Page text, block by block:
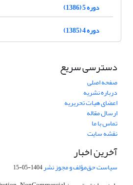
دوره 5 (1386)
دوره 4 (1385)
دسترسی سریع
صفحه اصلی
درباره نشریه
اعضای هیات تحریریه
ارسال مقاله
تماس با ما
نقشه سایت
آخرین اخبار
سیاست حق‌مؤلف و مجوز نشر1404-05-15